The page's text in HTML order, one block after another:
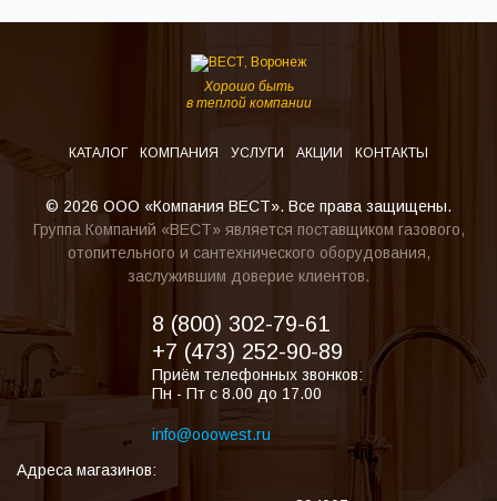
Хорошо быть
в теплой компании
КАТАЛОГ КОМПАНИЯ УСЛУГИ АКЦИИ КОНТАКТЫ
© 2026 ООО «Компания ВЕСТ». Все права защищены.
Группа Компаний «ВЕСТ» является поставщиком газового,
отопительного и сантехнического оборудования,
заслужившим доверие клиентов.
8 (800) 302-79-61
+7 (473) 252-90-89
Приём телефонных звонков:
Пн - Пт с 8.00 до 17.00
info@ooowest.ru
Адреса магазинов: